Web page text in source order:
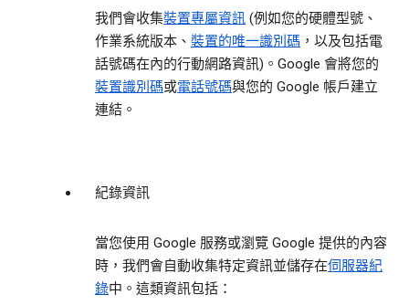
我們會收集裝置專屬資訊 (例如您的硬體型號、
作業系統版本、 裝置的唯一識別碼 ，以及包括電
話號碼在內的行動網路資訊)。Google 會將您的
裝置識別碼或電話號碼與您的 Google 帳戶建立
連結。
紀錄資訊
當您使用 Google 服務或瀏覽 Google 提供的內容
時，我們會自動收集特定資訊並儲存在伺服器紀
錄中。這類資訊包括：